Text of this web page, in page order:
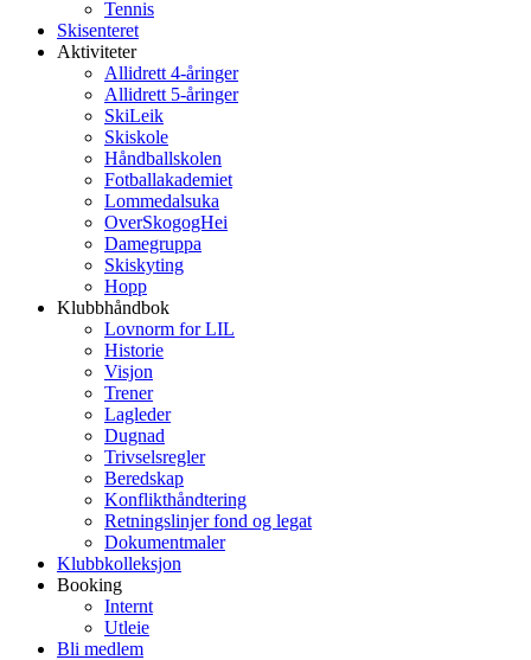
Tennis
Skisenteret
Aktiviteter
Allidrett 4-åringer
Allidrett 5-åringer
SkiLeik
Skiskole
Håndballskolen
Fotballakademiet
Lommedalsuka
OverSkogogHei
Damegruppa
Skiskyting
Hopp
Klubbhåndbok
Lovnorm for LIL
Historie
Visjon
Trener
Lagleder
Dugnad
Trivselsregler
Beredskap
Konflikthåndtering
Retningslinjer fond og legat
Dokumentmaler
Klubbkolleksjon
Booking
Internt
Utleie
Bli medlem